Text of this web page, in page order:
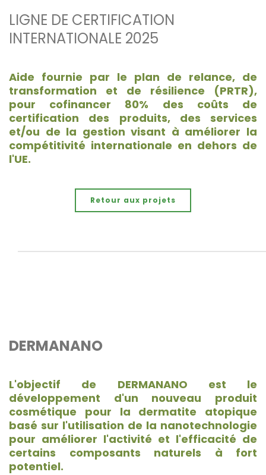
LIGNE DE CERTIFICATION
INTERNATIONALE 2025
Aide fournie par le plan de relance, de
transformation et de résilience (PRTR),
pour cofinancer 80% des coûts de
certification des produits, des services
et/ou de la gestion visant à améliorer la
compétitivité internationale en dehors de
l'UE.
Retour aux projets
DERMANANO
L'objectif de DERMANANO est le
développement d'un nouveau produit
cosmétique pour la dermatite atopique
basé sur l'utilisation de la nanotechnologie
pour améliorer l'activité et l'efficacité de
certains composants naturels à fort
potentiel.